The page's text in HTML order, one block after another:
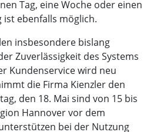
Tag, eine Woche oder einen
ist ebenfalls möglich.
insbesondere bislang
Zuverlässigkeit des Systems
Kundenservice wird neu
die Firma Kienzler den
den 18. Mai sind von 15 bis
Hannover vor dem
bei der Nutzung